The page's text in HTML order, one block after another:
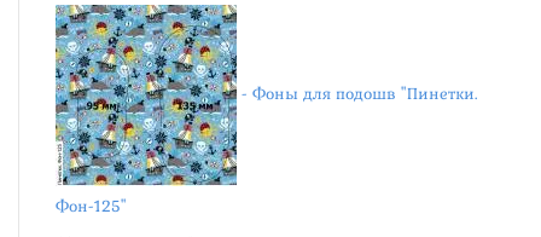
- Фоны для подошв "Пинетки.
Фон-125"